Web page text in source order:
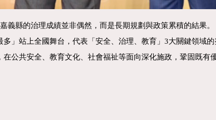
義縣的治理成績並非偶然，而是長期規劃與政策累積的結果。
」站上全國舞台，代表「安全、治理、教育」3大關鍵領域的
公共安全、教育文化、社會福祉等面向深化施政，鞏固既有